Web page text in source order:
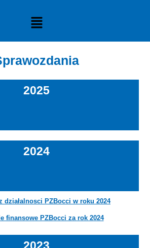
2025
działalnosci PZBocci w roku 2024
finansowe PZBocci za rok 2024
2024